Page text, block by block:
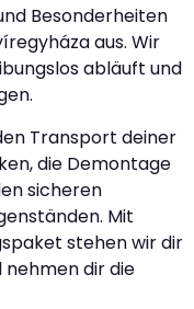
Besonderheiten
aus. Wir
abläuft und
Transport deiner
die Demontage
sicheren
Mit
stehen wir dir
nehmen dir die